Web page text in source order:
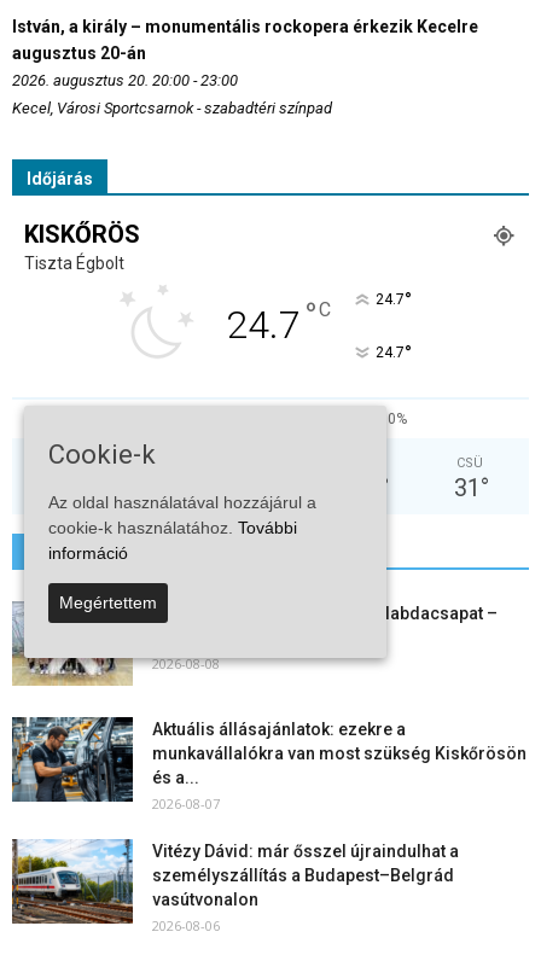
István, a király – monumentális rockopera érkezik Kecelre
augusztus 20-án
2026. augusztus 20. 20:00 - 23:00
Kecel, Városi Sportcsarnok - szabadtéri színpad
Időjárás
KISKŐRÖS
Tiszta Égbolt
24.7 °C 24.7°
24.7°
0%
VAS
°
CSÜ
31 °
További hírek
Megszűnt a kiskőrösi női kézilabdacsapat –
2026-08-08
Aktuális állásajánlatok: ezekre a
munkavállalókra van most szükség Kiskőrösön
és a...
2026-08-07
Vitézy Dávid: már ősszel újraindulhat a
személyszállítás a Budapest–Belgrád
vasútvonalon
2026-08-06
Cookie-k
Az oldal használatával hozzájárul a
cookie-k használatához. További
információ
Megértettem